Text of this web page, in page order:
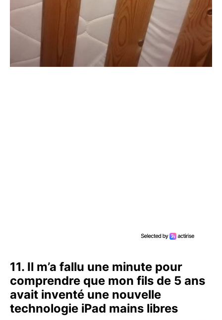
11. Il m’a fallu une minute pour
comprendre que mon fils de 5 ans
avait inventé une nouvelle
technologie iPad mains libres